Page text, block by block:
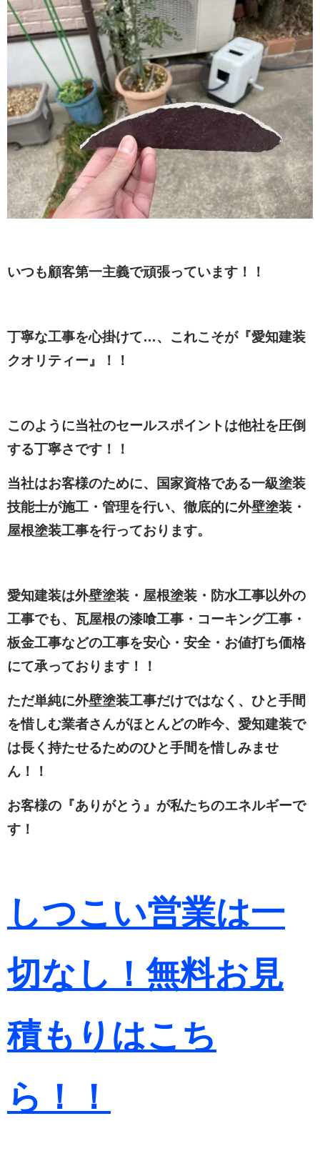
いつも顧客第一主義で頑張っています！！
丁寧な工事を心掛けて…、これこそが『愛知建装
クオリティー』！！
このように当社のセールスポイントは他社を圧倒
する丁寧さです！！
当社はお客様のために、国家資格である一級塗装
技能士が施工・管理を行い、徹底的に外壁塗装・
屋根塗装工事を行っております。
愛知建装は外壁塗装・屋根塗装・防水工事以外の
工事でも、瓦屋根の漆喰工事・コーキング工事・
板金工事などの工事を安心・安全・お値打ち価格
にて承っております！！
ただ単純に外壁塗装工事だけではなく、ひと手間
を惜しむ業者さんがほとんどの昨今、愛知建装で
は長く持たせるためのひと手間を惜しみませ
ん！！
お客様の『ありがとう』が私たちのエネルギーで
す！
しつこい営業は一
切なし！無料お見
積もりはこち
ら！！